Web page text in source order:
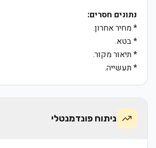
נתונים חסרים:
* מחיר אחרון.
* בטא.
* תיאור מקור.
* תעשייה.
ניתוח פונדמנטלי